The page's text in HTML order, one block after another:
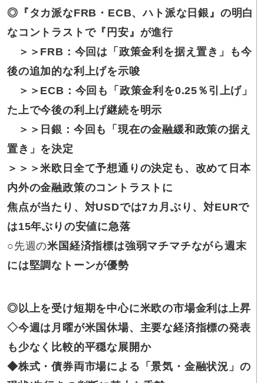
◎『タカ派なFRB・ECB、ハト派な日銀』の明白
なコントラストで『円安』が進行
＞＞FRB：今回は「政策金利を据え置き」も今
後の追加的な利上げを示唆
＞＞ECB：今回も「政策金利を0.25％引上げ」
た上で今後の利上げ継続を明示
＞＞日銀：今回も「現在の金融緩和政策の据え
置き」を決定
＞＞＞米欧日全て予想通りの決定も、改めて日本
内外の金融政策のコントラストに
焦点が当たり、対USDでは7カ月ぶり、対EURで
は15年ぶりの安値に急落
○先週の米国経済指標は強弱マチマチながら週末
には堅調なトーンが優勢
◎以上を受け短期を中心に米欧の市場金利は上昇
◇今週は月曜が米国休場、主要な経済指標の発表
も少なく比較的平穏な展開か
◆株式・債券両市場による「景気・金融状況」の